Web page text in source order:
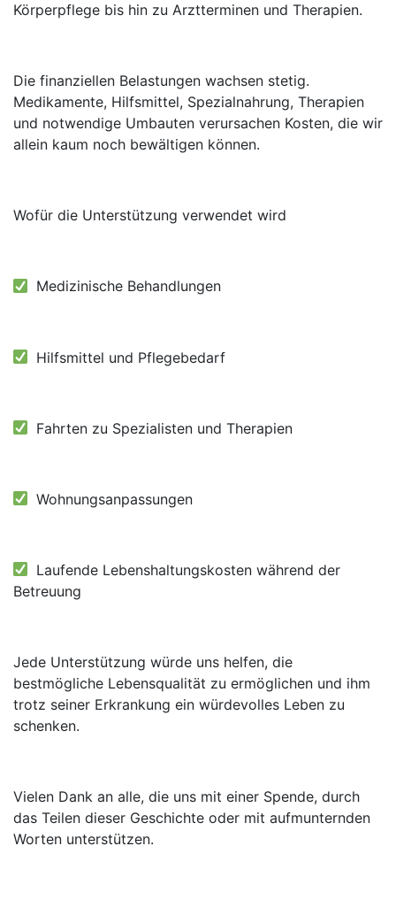
Körperpflege bis hin zu Arztterminen und Therapien.
Die finanziellen Belastungen wachsen stetig.
Medikamente, Hilfsmittel, Spezialnahrung, Therapien
und notwendige Umbauten verursachen Kosten, die wir
allein kaum noch bewältigen können.
Wofür die Unterstützung verwendet wird
Medizinische Behandlungen
Hilfsmittel und Pflegebedarf
Fahrten zu Spezialisten und Therapien
Wohnungsanpassungen
Laufende Lebenshaltungskosten während der
Betreuung
Jede Unterstützung würde uns helfen, die
bestmögliche Lebensqualität zu ermöglichen und ihm
trotz seiner Erkrankung ein würdevolles Leben zu
schenken.
Vielen Dank an alle, die uns mit einer Spende, durch
das Teilen dieser Geschichte oder mit aufmunternden
Worten unterstützen.